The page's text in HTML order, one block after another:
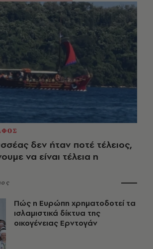
δεν ήταν ποτέ τέλειος,
να είναι τέλεια η
Πώς η Ευρώπη χρηματοδοτεί τα
ισλαμιστικά δίκτυα της
οικογένειας Ερντογάν